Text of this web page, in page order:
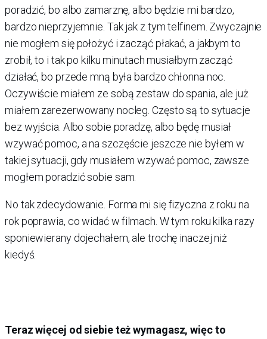
poradzić, bo albo zamarznę, albo będzie mi bardzo,
bardzo nieprzyjemnie. Tak jak z tym telfinem. Zwyczajnie
nie mogłem się położyć i zacząć płakać, a jakbym to
zrobił, to i tak po kilku minutach musiałbym zacząć
działać, bo przede mną była bardzo chłonna noc.
Oczywiście miałem ze sobą zestaw do spania, ale już
miałem zarezerwowany nocleg. Często są to sytuacje
bez wyjścia. Albo sobie poradzę, albo będę musiał
wzywać pomoc, a na szczęście jeszcze nie byłem w
takiej sytuacji, gdy musiałem wzywać pomoc, zawsze
mogłem poradzić sobie sam.
No tak zdecydowanie. Forma mi się fizyczna z roku na
rok poprawia, co widać w filmach. W tym roku kilka razy
sponiewierany dojechałem, ale trochę inaczej niż
kiedyś.
Teraz więcej od siebie też wymagasz, więc to